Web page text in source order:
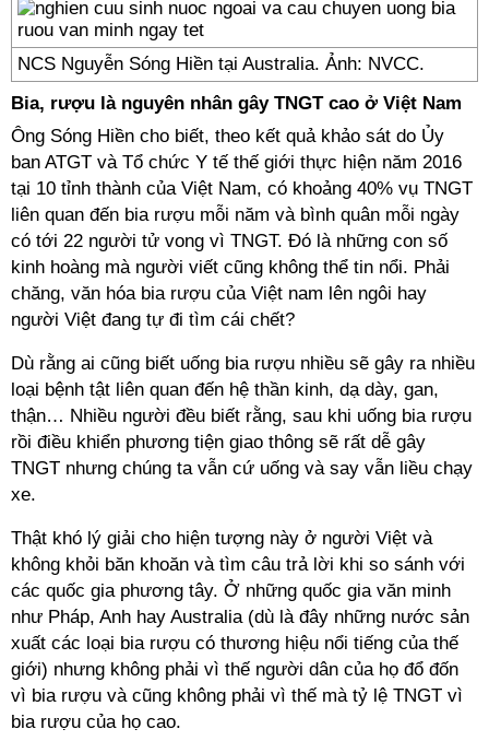
NCS Nguyễn Sóng Hiền tại Australia. Ảnh: NVCC.
Bia, rượu là nguyên nhân gây TNGT cao ở Việt Nam
Ông Sóng Hiền cho biết, theo kết quả khảo sát do Ủy
ban ATGT và Tổ chức Y tế thế giới thực hiện năm 2016
tại 10 tỉnh thành của Việt Nam, có khoảng 40% vụ TNGT
liên quan đến bia rượu mỗi năm và bình quân mỗi ngày
có tới 22 người tử vong vì TNGT. Đó là những con số
kinh hoàng mà người viết cũng không thể tin nổi. Phải
chăng, văn hóa bia rượu của Việt nam lên ngôi hay
người Việt đang tự đi tìm cái chết?
Dù rằng ai cũng biết uống bia rượu nhiều sẽ gây ra nhiều
loại bệnh tật liên quan đến hệ thần kinh, dạ dày, gan,
thận… Nhiều người đều biết rằng, sau khi uống bia rượu
rồi điều khiển phương tiện giao thông sẽ rất dễ gây
TNGT nhưng chúng ta vẫn cứ uống và say vẫn liều chạy
xe.
Thật khó lý giải cho hiện tượng này ở người Việt và
không khỏi băn khoăn và tìm câu trả lời khi so sánh với
các quốc gia phương tây. Ở những quốc gia văn minh
như Pháp, Anh hay Australia (dù là đây những nước sản
xuất các loại bia rượu có thương hiệu nổi tiếng của thế
giới) nhưng không phải vì thế người dân của họ đổ đốn
vì bia rượu và cũng không phải vì thế mà tỷ lệ TNGT vì
bia rượu của họ cao.